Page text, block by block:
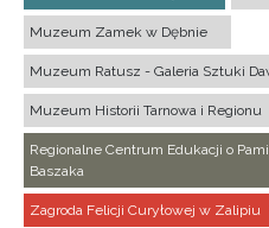
Muzeum Zamek w Dębnie
Muzeum Ratusz - Galeria Sztuki
Muzeum Historii Tarnowa i Regionu
Regionalne Centrum Edukacji o
Baszaka
Zagroda Felicji Curyłowej w Zalipiu